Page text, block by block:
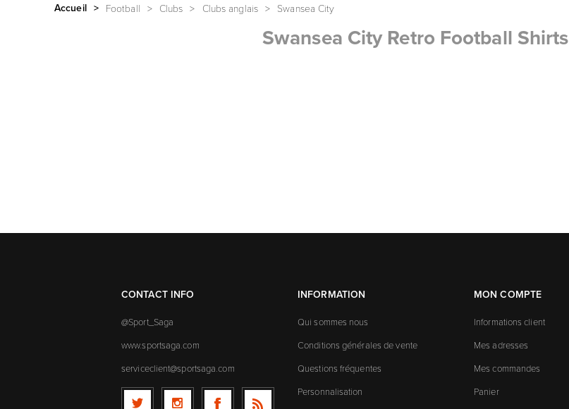
Accueil > Football > Clubs > Clubs anglais > Swansea City
Swansea City Retro Football Shirts
CONTACT INFO
@Sport_Saga
www.sportsaga.com
serviceclient@sportsaga.com
INFORMATION
Qui sommes nous
Conditions générales de vente
Questions fréquentes
Personnalisation
MON COMPTE
Informations client
Mes adresses
Mes commandes
Panier